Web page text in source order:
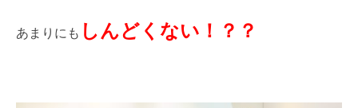
あまりにも しんどくない！？？